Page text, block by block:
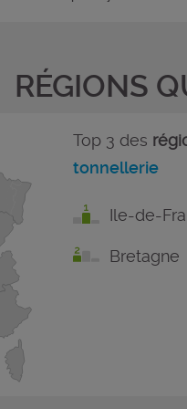
RÉGIONS
Top 3 des
tonnellerie
Ile-de-
Bretagne